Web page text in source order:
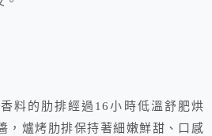
料的肋排經過16小時低溫舒肥烘
，爐烤肋排保持著細嫩鮮甜、口感